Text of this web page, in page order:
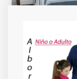
Colcha Maxi